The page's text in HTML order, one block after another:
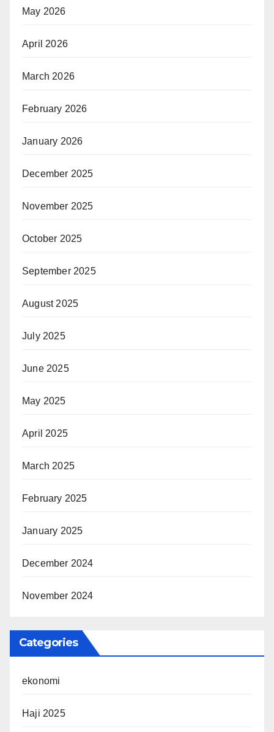
May 2026
April 2026
March 2026
February 2026
January 2026
December 2025
November 2025
October 2025
September 2025
August 2025
July 2025
June 2025
May 2025
April 2025
March 2025
February 2025
January 2025
December 2024
November 2024
Categories
ekonomi
Haji 2025